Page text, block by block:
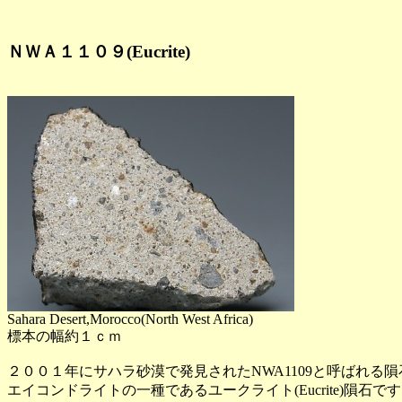
ＮＷＡ１１０９(Eucrite)
Sahara Desert,Morocco(North West Africa)
標本の幅約１ｃｍ
２００１年にサハラ砂漠で発見されたNWA1109と呼ばれる隕
エイコンドライトの一種であるユークライト(Eucrite)隕石です